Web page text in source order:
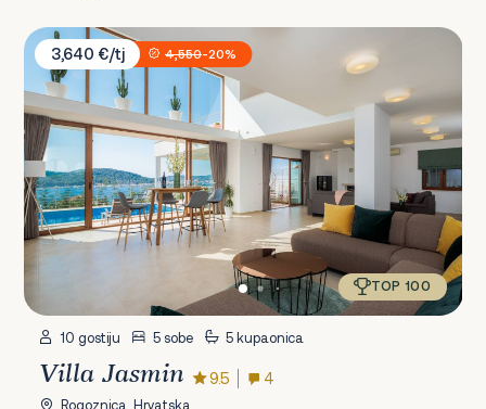
Villa Jasmin
3,640 €/tj
4,550-20%
TOP 100
10 gostiju 5 sobe 5 kupaonica
Villa Jasmin 9.5 4
Rogoznica, Hrvatska